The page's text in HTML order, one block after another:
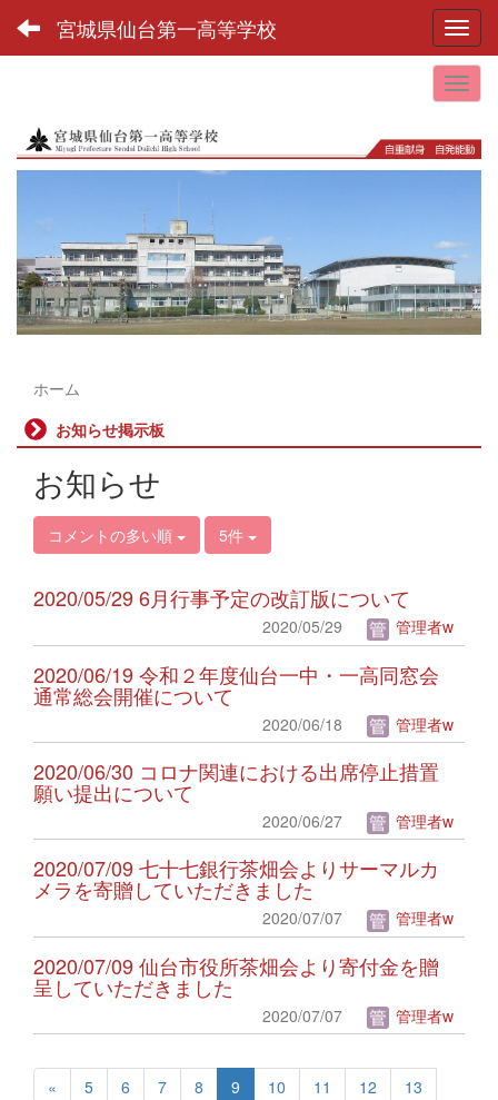
宮城県仙台第一高等学校
ホーム
お知らせ掲示板
お知らせ
コメントの多い順 5件
2020/05/29 6月行事予定の改訂版について
2020/05/29 管理者w
2020/06/19 令和２年度仙台一中・一高同窓会
通常総会開催について
2020/06/18 管理者w
2020/06/30 コロナ関連における出席停止措置
願い提出について
2020/06/27 管理者w
2020/07/09 七十七銀行茶畑会よりサーマルカ
メラを寄贈していただきました
2020/07/07 管理者w
2020/07/09 仙台市役所茶畑会より寄付金を贈
呈していただきました
2020/07/07 管理者w
« 5 6 7 8 9 10 11 12
13